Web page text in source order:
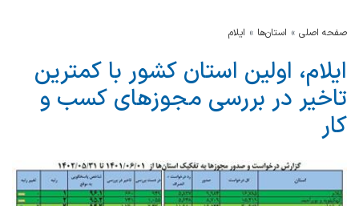
صفحه اصلی استان‌ها ایلام
ایلام، اولین استان كشور با كمترین
تاخیر در بررسی مجوزهای كسب و
كار